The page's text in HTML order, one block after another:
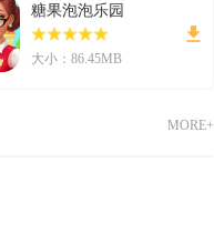
糖果泡泡乐园
大小：86.45MB
MORE+